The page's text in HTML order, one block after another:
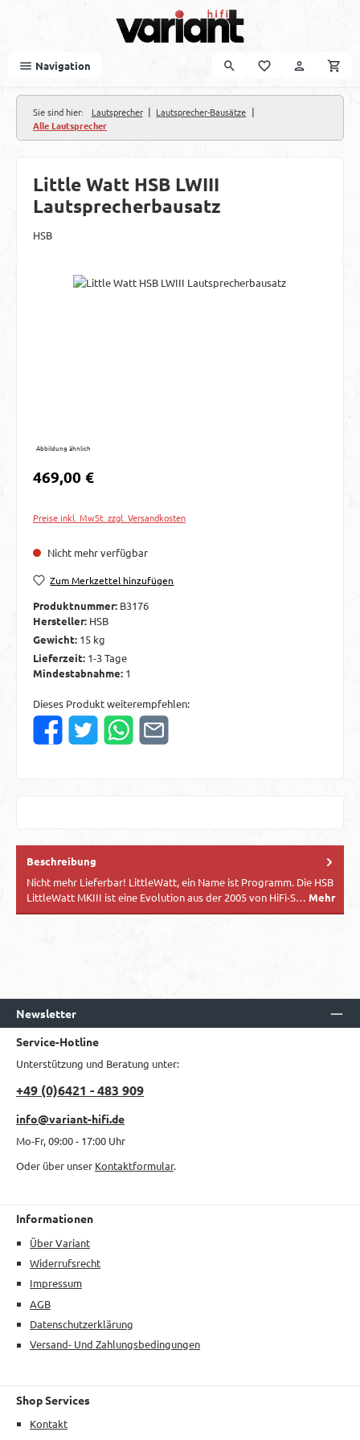
Navigation
Sie sind hier: Lautsprecher | Lautsprecher-Bausätze |
Alle Lautsprecher
Little Watt HSB LWIII
Lautsprecherbausatz
HSB
Bildergalerie überspringen
Abbildung ähnlich
Regulärer Preis:
469,00 €
Preise inkl. MwSt. zzgl. Versandkosten
Nicht mehr verfügbar
Zum Merkzettel hinzufügen
Produktnummer: B3176
Hersteller: HSB
Gewicht: 15 kg
Lieferzeit: 1-3 Tage
Mindestabnahme: 1
Dieses Produkt weiterempfehlen:
Beschreibung
Nicht mehr Lieferbar! LittleWatt, ein Name ist Programm. Die HSB
LittleWatt MKIII ist eine Evolution aus der 2005 von HiFi-S… Mehr
Newsletter
Service-Hotline
Unterstützung und Beratung unter:
+49 (0)6421 - 483 909
info@variant-hifi.de
Mo-Fr, 09:00 - 17:00 Uhr
Oder über unser Kontaktformular.
Informationen
Über Variant
Widerrufsrecht
Impressum
AGB
Datenschutzerklärung
Versand- Und Zahlungsbedingungen
Shop Services
Kontakt